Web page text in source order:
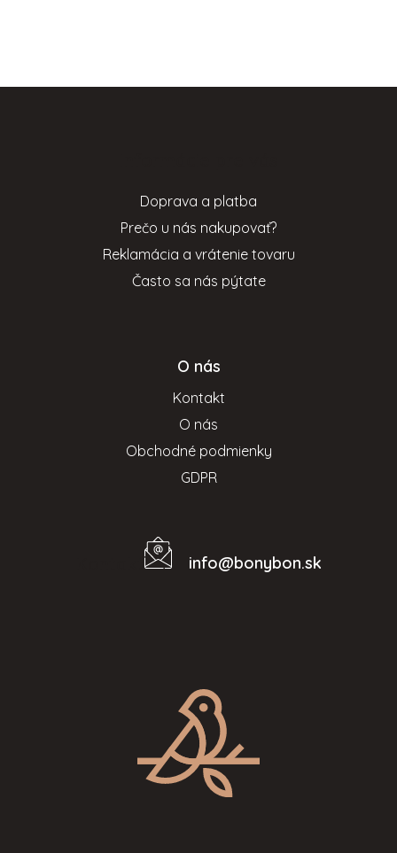
Doprava a platba
Prečo u nás nakupovať?
Reklamácia a vrátenie tovaru
Často sa nás pýtate
O nás
Kontakt
O nás
Obchodné podmienky
GDPR
info@bonybon.sk